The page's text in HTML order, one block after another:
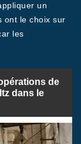
un
ont le choix sur
les
de
dans le